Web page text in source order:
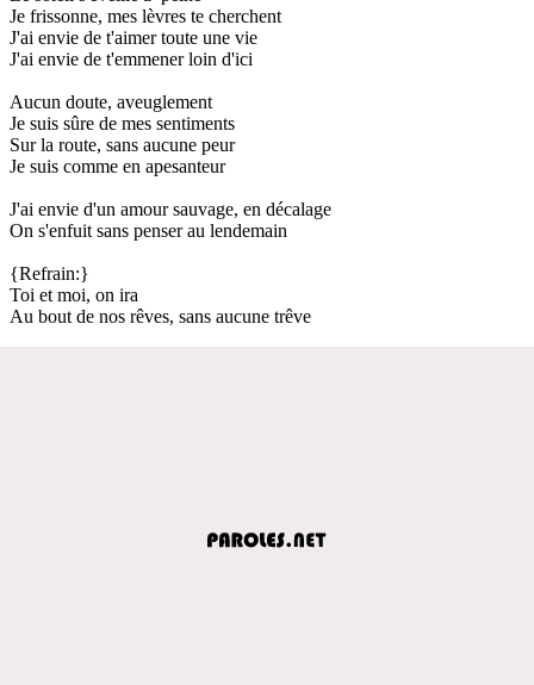
Je frissonne, mes lèvres te cherchent
J'ai envie de t'aimer toute une vie
J'ai envie de t'emmener loin d'ici
Aucun doute, aveuglement
Je suis sûre de mes sentiments
Sur la route, sans aucune peur
Je suis comme en apesanteur
J'ai envie d'un amour sauvage, en décalage
On s'enfuit sans penser au lendemain
{Refrain:}
Toi et moi, on ira
Au bout de nos rêves, sans aucune trêve